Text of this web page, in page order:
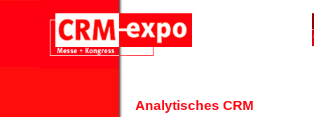
Analytisches CRM